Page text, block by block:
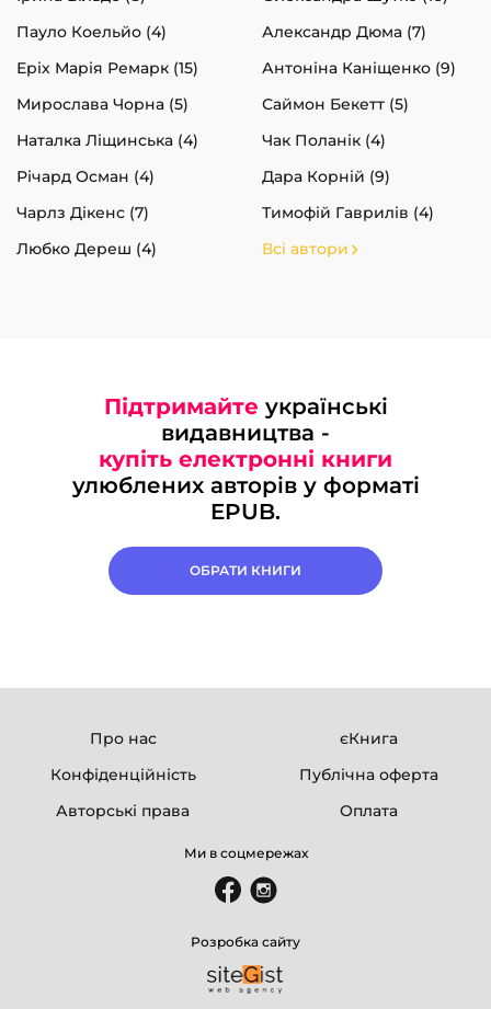
Пауло Коельйо (4)
Александр Дюма (7)
Еріх Марія Ремарк (15)
Антоніна Каніщенко (9)
Мирослава Чорна (5)
Саймон Бекетт (5)
Наталка Ліщинська (4)
Чак Поланік (4)
Річард Осман (4)
Дара Корній (9)
Чарлз Дікенс (7)
Тимофій Гаврилів (4)
Любко Дереш (4)
Всі автори
Підтримайте українські
видавництва -
купіть електронні книги
улюблених авторів у форматі
EPUB.
ОБРАТИ КНИГИ
Про нас
єКнига
Конфіденційність
Публічна оферта
Авторські права
Оплата
Ми в соцмережах
Розробка сайту